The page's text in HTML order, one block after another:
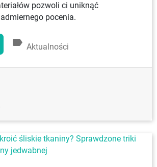
pozwoli ci uniknąć
pocenia.
label Aktualności